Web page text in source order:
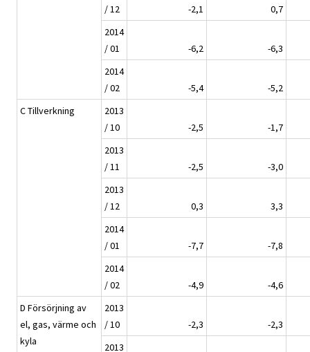
/ 12
-2,1
0,7
2014
/ 01
-6,2
-6,3
2014
/ 02
-5,4
-5,2
C Tillverkning
2013
/ 10
-2,5
-1,7
2013
/ 11
-2,5
-3,0
2013
/ 12
0,3
3,3
2014
/ 01
-7,7
-7,8
2014
/ 02
-4,9
-4,6
D Försörjning av
el, gas, värme och
kyla
2013
/ 10
-2,3
-2,3
2013